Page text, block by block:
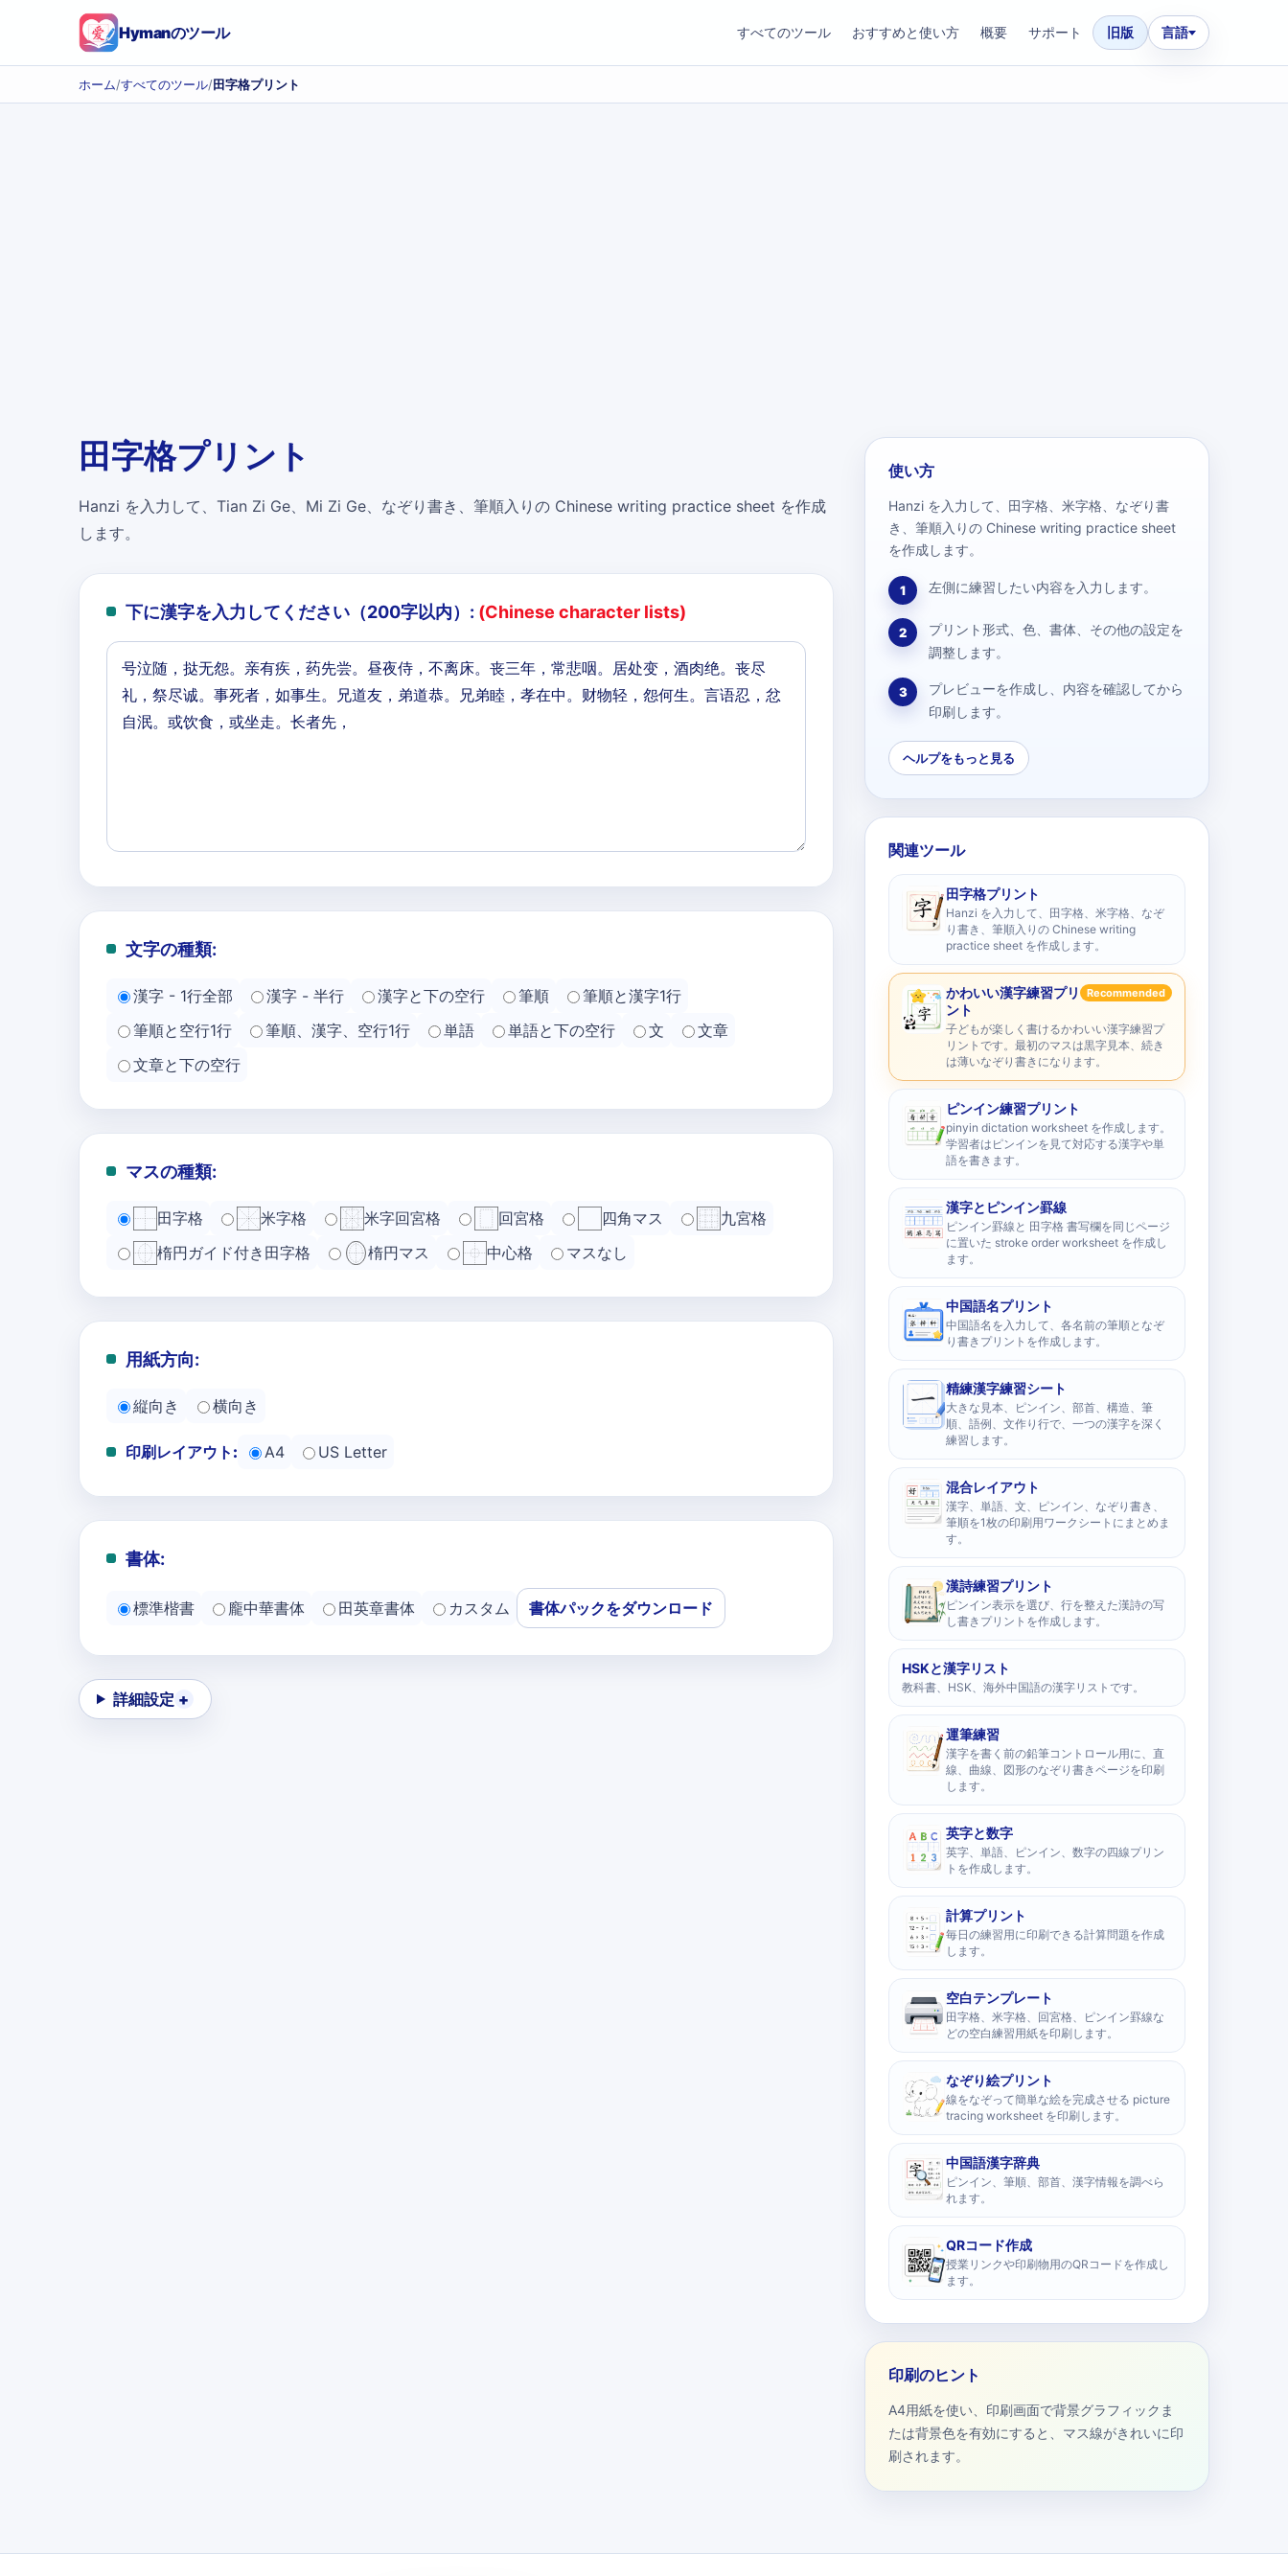
Hymanのツール すべてのツール おすすめと使い方 概要 サポート 旧版 言語
ホーム/すべてのツール/田字格プリント
田字格プリント
Hanzi を入力して、Tian Zi Ge、Mi Zi Ge、なぞり書き、筆順入りの Chinese writing practice sheet を作成
します。
下に漢字を入力してください（200字以内）: (Chinese character lists)
文字の種類:
漢字 - 1行全部 漢字 - 半行 漢字と下の空行 筆順
筆順と漢字1行
筆順と空行1行
筆順、漢字、空行1行 単語 単語と下の空行 文
文章
文章と下の空行
マスの種類:
田字格 米字格 米字回宮格 回宮格 四角マス
九宮格
楕円ガイド付き田字格
楕円マス 中心格 マスなし
用紙方向:
縦向き 横向き
印刷レイアウト: A4 US Letter
書体:
標準楷書 龐中華書体 田英章書体 カスタム 書体パックをダウンロード
詳細設定
使い方
Hanzi を入力して、田字格、米字格、なぞり書
き、筆順入りの Chinese writing practice sheet
を作成します。
1 左側に練習したい内容を入力します。
2
プリント形式、色、書体、その他の設定を
調整します。
3
プレビューを作成し、内容を確認してから
印刷します。
ヘルプをもっと見る
関連ツール
田字格プリント
Hanzi を入力して、田字格、米字格、なぞ
り書き、筆順入りの Chinese writing
practice sheet を作成します。
かわいい漢字練習プリ
ント
Recommended
子どもが楽しく書けるかわいい漢字練習プ
リントです。最初のマスは黒字見本、続き
は薄いなぞり書きになります。
ピンイン練習プリント
pinyin dictation worksheet を作成します。
学習者はピンインを見て対応する漢字や単
語を書きます。
漢字とピンイン罫線
ピンイン罫線と 田字格 書写欄を同じページ
に置いた stroke order worksheet を作成し
ます。
中国語名プリント
中国語名を入力して、各名前の筆順となぞ
り書きプリントを作成します。
精練漢字練習シート
大きな見本、ピンイン、部首、構造、筆
順、語例、文作り行で、一つの漢字を深く
練習します。
混合レイアウト
漢字、単語、文、ピンイン、なぞり書き、
筆順を1枚の印刷用ワークシートにまとめま
す。
漢詩練習プリント
ピンイン表示を選び、行を整えた漢詩の写
し書きプリントを作成します。
HSKと漢字リスト
教科書、HSK、海外中国語の漢字リストです。
運筆練習
漢字を書く前の鉛筆コントロール用に、直
線、曲線、図形のなぞり書きページを印刷
します。
英字と数字
英字、単語、ピンイン、数字の四線プリン
トを作成します。
計算プリント
毎日の練習用に印刷できる計算問題を作成
します。
空白テンプレート
田字格、米字格、回宮格、ピンイン罫線な
どの空白練習用紙を印刷します。
なぞり絵プリント
線をなぞって簡単な絵を完成させる picture
tracing worksheet を印刷します。
中国語漢字辞典
ピンイン、筆順、部首、漢字情報を調べら
れます。
QRコード作成
授業リンクや印刷物用のQRコードを作成し
ます。
印刷のヒント
A4用紙を使い、印刷画面で背景グラフィックま
たは背景色を有効にすると、マス線がきれいに印
刷されます。